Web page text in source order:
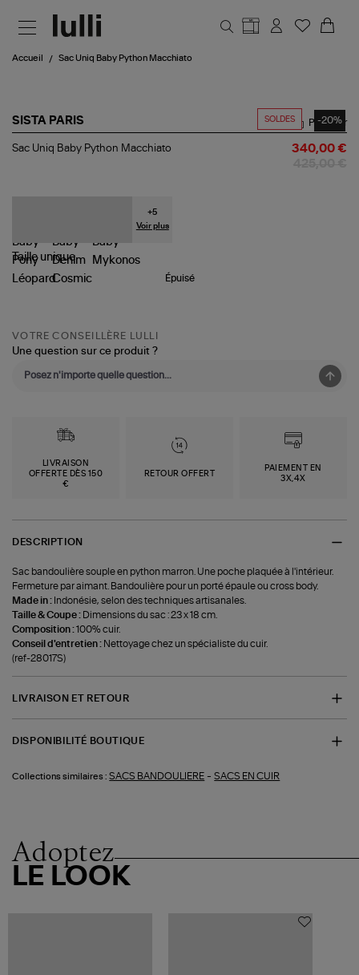
Accueil Sac Uniq Baby Python Macchiato
SOLDES -20%
SISTA PARIS
Sac
Partager
Sac Uniq Baby Python Macchiato 340,00 €
+5
Voir plus
Taille unique
Épuisé
VOTRE CONSEILLÈRE LULLI
Une question sur ce produit ?
LIVRAISON
OFFERTE DÈS 150
€
RETOUR OFFERT
PAIEMENT EN
3X,4X
DESCRIPTION
Sac bandoulière souple en python marron. Une poche plaquée à l'intérieur.
Fermeture par aimant. Bandoulière pour un porté épaule ou cross body.
Made in : Indonésie, selon des techniques artisanales.
Taille & Coupe : Dimensions du sac : 23 x 18 cm.
Composition :100% cuir.
Conseil d'entretien : Nettoyage chez un spécialiste du cuir.
(ref-28017S)
LIVRAISON ET RETOUR
DISPONIBILITÉ BOUTIQUE
Collections similaires : SACS BANDOULIERE -SACS EN CUIR
Adoptez
LE LOOK